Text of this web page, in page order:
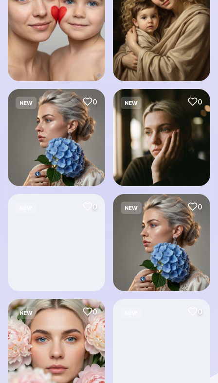
NEW 0 NEW 0
0 NEW 0
NEW 0 0